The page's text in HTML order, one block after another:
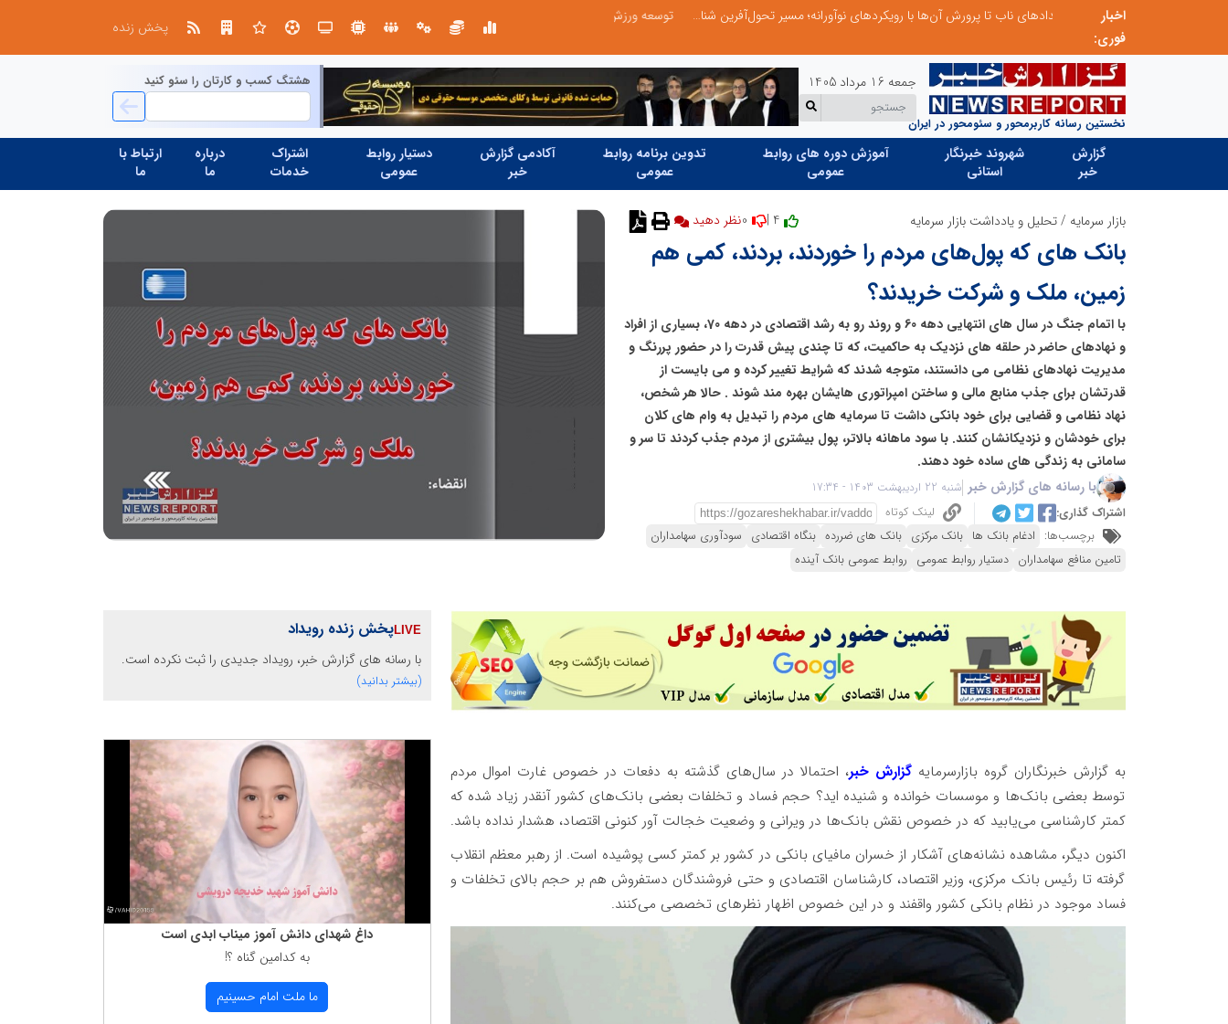
اخبار
فوری:
توسعه ورزش‌های رزمی و ترویج هرچه بهتر رشته‌های ورزشی، در گرو خلاقیت و نوآوری است
پخش زنده
نخستین رسانه کاربرمحور و سئومحور در ایران
جمعه 16 مرداد 1405 هشتگ کسب و کارتان را سئو کنید
گزارش
خبر
شهروند خبرنگار
استانی
آموزش دوره های روابط
عمومی
تدوین برنامه روابط
عمومی
آکادمی گزارش
خبر
دستیار روابط
عمومی
اشتراک
خدمات
درباره
ما
ارتباط با
ما
بازار سرمایه / تحلیل و یادداشت بازار سرمایه نظر دهید
بانک های که پول‌های مردم را خوردند، بردند، کمی هم
زمین، ملک و شرکت خریدند؟
با اتمام جنگ در سال های انتهایی دهه 60 و روند رو به رشد اقتصادی در دهه 70، بسیاری از افراد
و نهادهای حاضر در حلقه های نزدیک به حاکمیت، که تا چندی پیش قدرت را در حضور پررنگ و
مدیریت نهادهای نظامی می دانستند، متوجه شدند که شرایط تغییر کرده و می بایست از
قدرتشان برای جذب منابع مالی و ساختن امپراتوری هایشان بهره مند شوند . حالا هر شخص،
نهاد نظامی و قضایی برای خود بانکی داشت تا سرمایه های مردم را تبدیل به وام های کلان
برای خودشان و نزدیکانشان کنند. با سود ماهانه بالاتر، پول بیشتری از مردم جذب کردند تا سر و
سامانی به زندگی های ساده خود دهند.
با رسانه های گزارش خبر شنبه 22 اردیبهشت 1403 - 17:34
اشتراک گذاری:
لینک کوتاه
برچسب‌ها: ادغام بانک ها بانک مرکزی بانک های ضررده بنگاه اقتصادی سودآوری سهامداران
تامین منافع سهامداران دستیار روابط عمومی روابط عمومی بانک آینده
به گزارش خبرنگاران گروه بازارسرمایهگزارش خبر، احتمالا در سال‌های گذشته به دفعات در خصوص غارت اموال مردم
توسط بعضی بانک‌ها و موسسات خوانده و شنیده اید؟ حجم فساد و تخلفات بعضی بانک‌های کشور آنقدر زیاد شده که
کمتر کارشناسی می‌یابید که در خصوص نقش بانک‌ها در ویرانی و وضعیت خجالت آور کنونی اقتصاد، هشدار نداده باشد.
اکنون دیگر، مشاهده نشانه‌های آشکار از خسران مافیای بانکی در کشور بر کمتر کسی پوشیده است. از رهبر معظم انقلاب
گرفته تا رئیس بانک مرکزی، وزیر اقتصاد، کارشناسان اقتصادی و حتی فروشندگان دستفروش هم بر حجم بالای تخلفات و
فساد موجود در نظام بانکی کشور واقفند و در این خصوص اظهار نظر‌های تخصصی می‌کنند.
پخش زنده رویداد
با رسانه های گزارش خبر، رویداد جدیدی را ثبت نکرده است.
(بیشتر بدانید)
داغ شهدای دانش آموز میناب ابدی است
به كدامین گناه ؟!
ما ملت امام حسینیم